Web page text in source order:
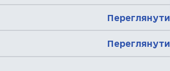
Переглянути
Переглянути